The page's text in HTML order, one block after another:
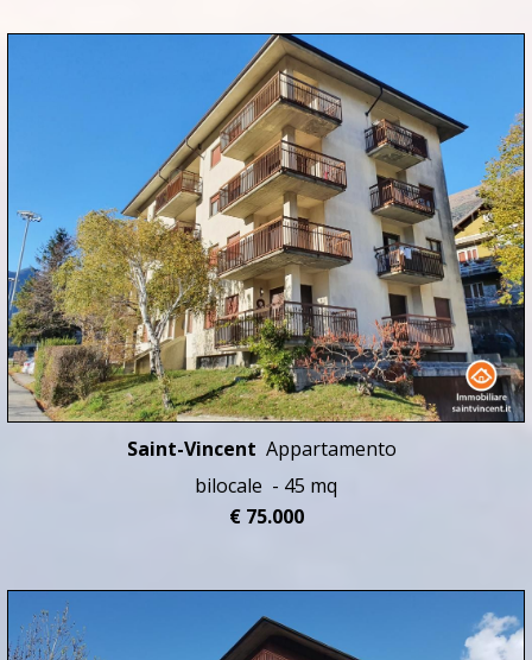
Saint-Vincent Appartamento
bilocale - 45 mq
€ 75.000